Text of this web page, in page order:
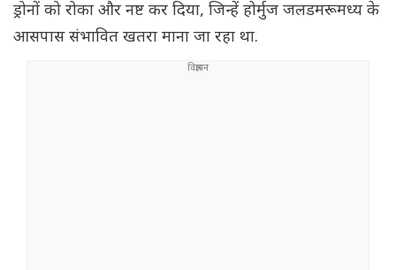
ड्रोनों को रोका और नष्ट कर दिया, जिन्हें होर्मुज जलडमरूमध्य के
आसपास संभावित खतरा माना जा रहा था.